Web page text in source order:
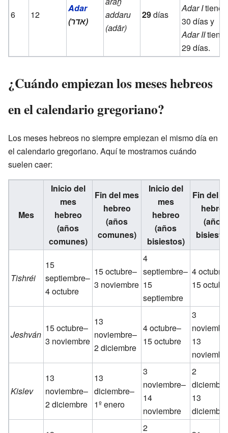
6 12
Adar
(אדר)
addaru
(adār)
29días
Adar Itiene
30 días y
Adar IItiene
29 días.
¿Cuándo empiezan los meses hebreos
en el calendario gregoriano?
Los meses hebreos no siempre empiezan el mismo día en
el calendario gregoriano. Aquí te mostramos cuándo
suelen caer:
Mes
Inicio del
mes
hebreo
(años
comunes)
Fin del mes
hebreo
(años
comunes)
Inicio del
mes
hebreo
(años
bisiestos)
Fin del
hebreo
(años
Tishréi
15
septiembre–
4 octubre
15 octubre–
3 noviembre
4
septiembre–
15
septiembre
4
15
Jeshván
15 octubre–
3 noviembre
13
noviembre–
2 diciembre
4 octubre–
15 octubre
3
13
Kislev
13
noviembre–
2 diciembre
13
diciembre–
1º enero
3
noviembre–
14
noviembre
2
13
diciembre
2